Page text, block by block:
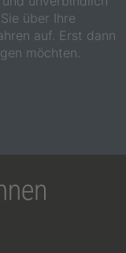
über Ihre
auf. Erst dann
möchten.